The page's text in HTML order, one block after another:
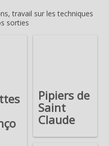
travail sur les techniques
sorties
Pipiers de
Saint
Claude